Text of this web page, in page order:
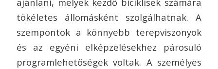
tökéletes állomásként szolgálhatnak. A
szempontok a könnyebb terepviszonyok
és az egyéni elképzelésekhez párosuló
programlehetőségek voltak. A személyes